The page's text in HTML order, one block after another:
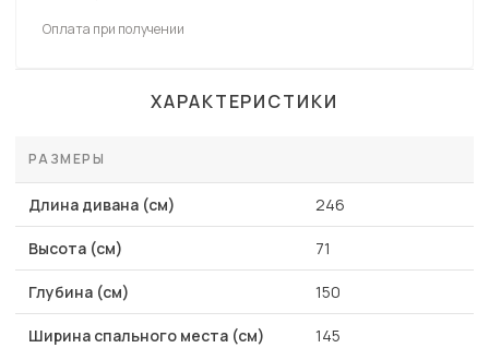
Оплата при получении
ХАРАКТЕРИСТИКИ
РАЗМЕРЫ
Длина дивана (см) 246
Высота (см) 71
Глубина (см) 150
Ширина спального места (см) 145